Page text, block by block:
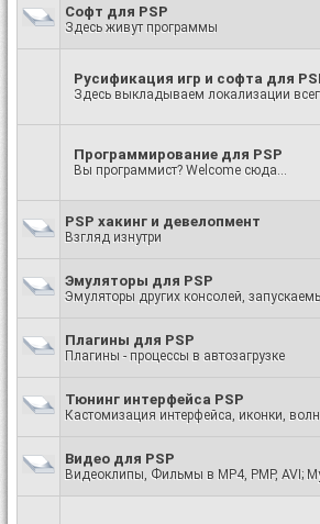
Софт для PSP
Здесь живут программы
Русификация игр и софта для
Здесь выкладываем локализации
Программирование для PSP
Вы программист? Welcome сюда...
PSP хакинг и девелопмент
Взгляд изнутри
Эмуляторы для PSP
Эмуляторы других консолей,
Плагины для PSP
Плагины - процессы в автозагрузке
Тюнинг интерфейса PSP
Кастомизация интерфейса, иконки,
Видео для PSP
Видеоклипы, Фильмы в МP4, PMP, AVI;